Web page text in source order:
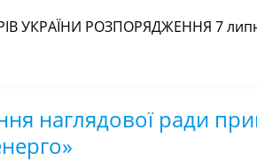
УКРАЇНИ РОЗПОРЯДЖЕННЯ 7
наглядової ради